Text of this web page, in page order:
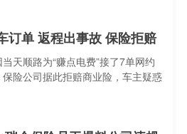
订单 返程出事故 保险拒赔
天顺路为“赚点电费”接了7单网约
险公司据此拒赔商业险，车主疑惑